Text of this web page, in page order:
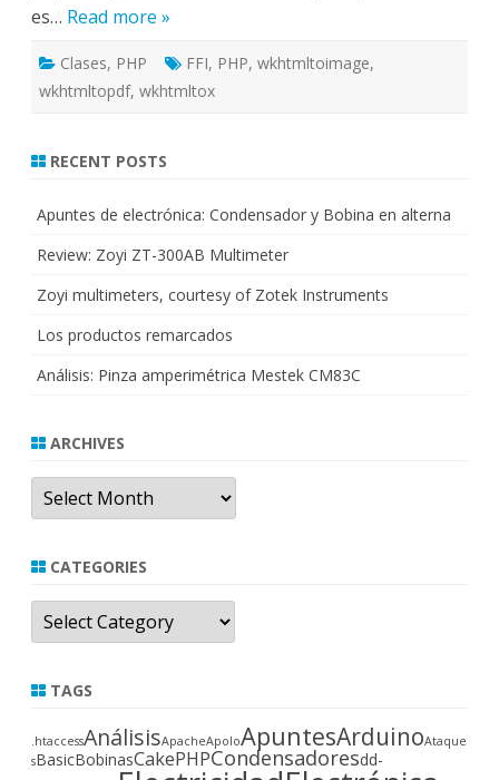
es… Read more »
Clases, PHP FFI, PHP, wkhtmltoimage,
wkhtmltopdf, wkhtmltox
RECENT POSTS
Apuntes de electrónica: Condensador y Bobina en alterna
Review: Zoyi ZT-300AB Multimeter
Zoyi multimeters, courtesy of Zotek Instruments
Los productos remarcados
Análisis: Pinza amperimétrica Mestek CM83C
ARCHIVES
Archives
CATEGORIES
Categories
TAGS
.htaccessAnálisisApacheApoloApuntesArduinoAtaque
sBasicBobinasCakePHPCondensadoresdd-